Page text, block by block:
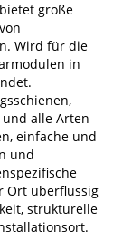
große
Wird für die
in
alle Arten
einfache und
und
Ort überflüssig
strukturelle